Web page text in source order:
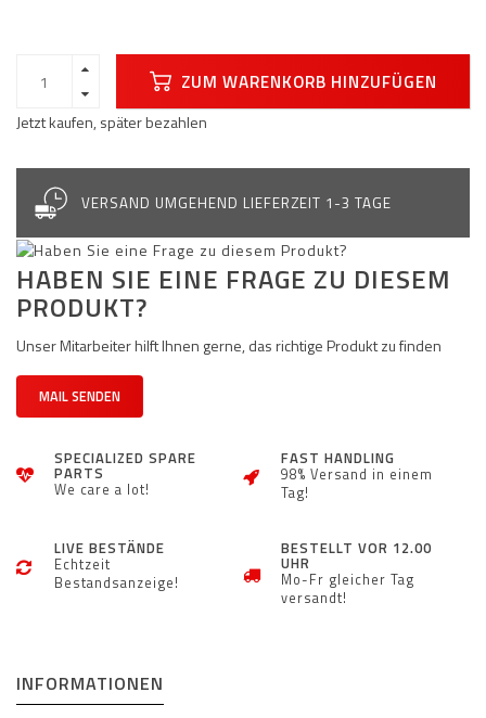
ZUM WARENKORB HINZUFÜGEN
Jetzt kaufen, später bezahlen
VERSAND UMGEHEND LIEFERZEIT 1-3 TAGE
HABEN SIE EINE FRAGE ZU DIESEM
PRODUKT?
Unser Mitarbeiter hilft Ihnen gerne, das richtige Produkt zu finden
MAIL SENDEN
SPECIALIZED SPARE
PARTS
We care a lot!
FAST HANDLING
98% Versand in einem
Tag!
LIVE BESTÄNDE
Echtzeit
Bestandsanzeige!
BESTELLT VOR 12.00
UHR
Mo-Fr gleicher Tag
versandt!
INFORMATIONEN